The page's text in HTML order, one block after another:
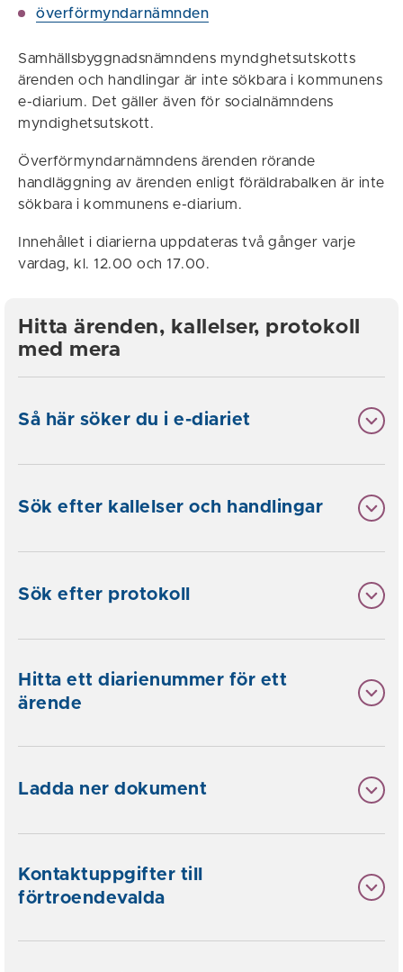
överförmyndarnämnden
Samhällsbyggnadsnämndens myndghetsutskotts
ärenden och handlingar är inte sökbara i kommunens
e-diarium. Det gäller även för socialnämndens
myndighetsutskott.
Överförmyndarnämndens ärenden rörande
handläggning av ärenden enligt föräldrabalken är inte
sökbara i kommunens e-diarium.
Innehållet i diarierna uppdateras två gånger varje
vardag, kl. 12.00 och 17.00.
Hitta ärenden, kallelser, protokoll
med mera
Så här söker du i e-diariet
Sök efter kallelser och handlingar
Sök efter protokoll
Hitta ett diarienummer för ett
ärende
Ladda ner dokument
Kontaktuppgifter till
förtroendevalda